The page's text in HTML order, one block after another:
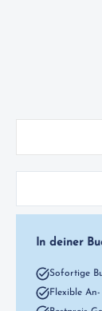
In deiner
Sofortige
Flexible